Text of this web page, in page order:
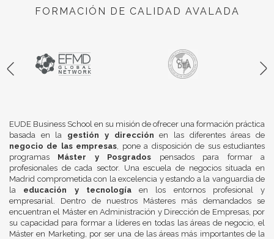
FORMACIÓN DE CALIDAD AVALADA
EUDE Business School en su misión de ofrecer una formación práctica
basada en la gestión y dirección en las diferentes áreas de
negocio de las empresas , pone a disposición de sus estudiantes
programas Máster y Posgrados pensados para formar a
profesionales de cada sector. Una escuela de negocios situada en
Madrid comprometida con la excelencia y estando a la vanguardia de
la educación y tecnologíaen los entornos profesional y
empresarial. Dentro de nuestros Másteres más demandados se
encuentran el Máster en Administración y Dirección de Empresas, por
su capacidad para formar a líderes en todas las áreas de negocio, el
Máster en Marketing, por ser una de las áreas más importantes de la